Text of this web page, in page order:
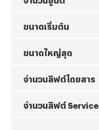
ขนาดเริ่มต้น
ขนาดใหญ่สุด
จำนวนลิฟต์โดยสาร
จำนวนลิฟต์ Service